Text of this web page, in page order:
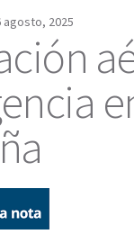
agosto, 2025